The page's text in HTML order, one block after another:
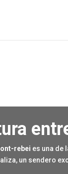
rebei es una de
un sendero